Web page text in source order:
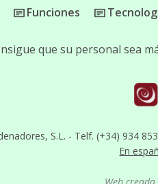
Funciones
S.L. - Telf. (+34) 934
En
que su personal sea